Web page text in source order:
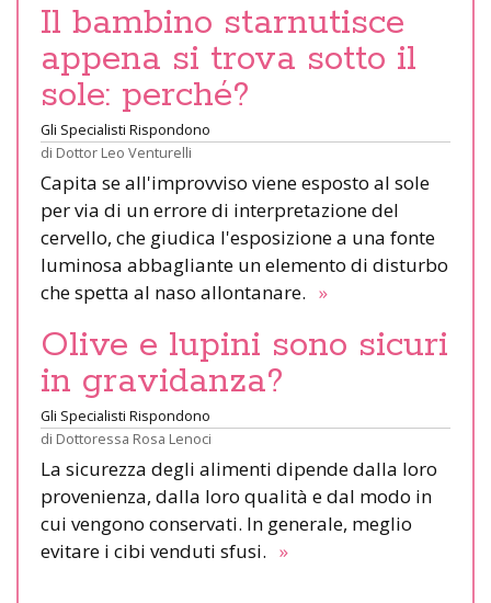
Il bambino starnutisce
appena si trova sotto il
sole: perché?
Gli Specialisti Rispondono
di Dottor Leo Venturelli
Capita se all'improvviso viene esposto al sole
per via di un errore di interpretazione del
cervello, che giudica l'esposizione a una fonte
luminosa abbagliante un elemento di disturbo
che spetta al naso allontanare. »
Olive e lupini sono sicuri
in gravidanza?
Gli Specialisti Rispondono
di Dottoressa Rosa Lenoci
La sicurezza degli alimenti dipende dalla loro
provenienza, dalla loro qualità e dal modo in
cui vengono conservati. In generale, meglio
evitare i cibi venduti sfusi. »